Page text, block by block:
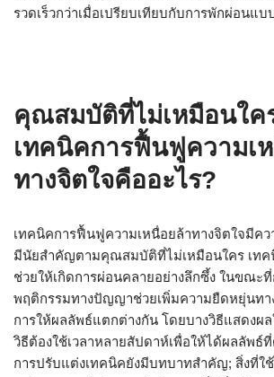
รวดเร็วกว่าเมื่อเปรียบเทียบกับการพักผ่อนแ
คุณสมบัติที่ไม่เหมือนใค
เทคนิคการฟื้นฟูความเ
ทางจิตใจคืออะไร?
เทคนิคการฟื้นฟูความเหนื่อยล้าทางจิตใจมีค
มีนัยสำคัญตามคุณสมบัติที่ไม่เหมือนใคร เทค
ช่วยให้เกิดการผ่อนคลายอย่างลึกซึ้ง ในขณะ
พฤติกรรมทางปัญญาช่วยเพิ่มความยืดหยุ่นทาง
การให้ผลลัพธ์แตกต่างกัน โดยบางวิธีแสดงผ
วิธีต้องใช้เวลาหลายสัปดาห์เพื่อให้ได้ผลลัพธ์
การปรับแต่งเทคนิคยังมีบทบาทสำคัญ; สิ่งที่ใ